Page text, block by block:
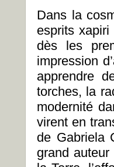
Dans la
esprits
dès les
impression
apprendre
torches, la
modernité
virent en
de Gabriela
grand